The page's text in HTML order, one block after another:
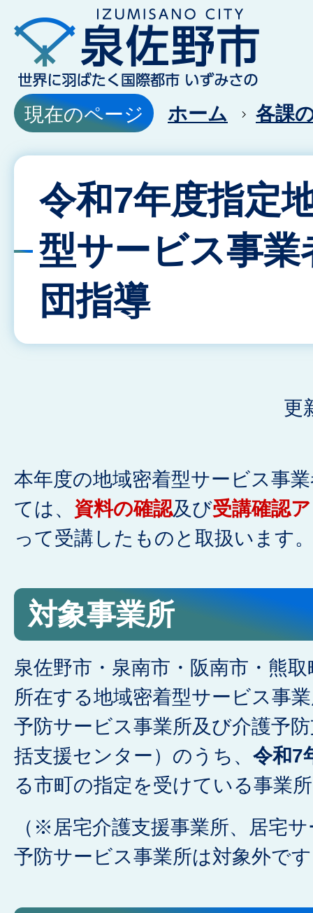
現在のページ ホーム 各課
令和7年度指定
型サービス事業
団指導
更
本年度の地域密着型サービス事
ては、 資料の確認及び受講確認
って受講したものと取扱います
対象事業所
泉佐野市・泉南市・阪南市・熊
所在する地域密着型サービス事
予防サービス事業所及び介護予
括支援センター）のうち、 令和7
る市町の指定を受けている事業所
（※居宅介護支援事業所、居宅
予防サービス事業所は対象外で